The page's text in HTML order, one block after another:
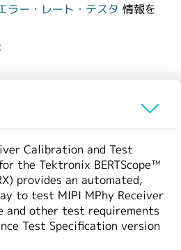
ラー・レート・テスタ 情報を
概要Calibration and Test
the Tektronix BERTScope™
provides an automated,
to test MIPI MPhy Receiver
other test requirements
Test Specification version